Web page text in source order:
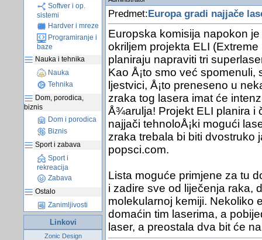
Softver i op.
sistemi
Hardver i mreze
Programiranje i
baze
Nauka i tehnika
Nauka
Tehnika
Dom, porodica,
biznis
Dom i porodica
Biznis
Sport i zabava
Sport i
rekreacija
Zabava
Ostalo
Zanimljivosti
Linkovi
Zonic Design
Predmet: Europa gradi najjače
Europska komisija napokon
okriljem projekta ELI
planiraju napraviti tri
Kao Å¡to smo već
ljestvici, Å¡to preneseno u
zraka tog lasera imat će
Å¾arulja! Projekt ELI planira i
najjači tehnoloÅ¡ki mogući
zraka trebala bi biti dvostruko
popsci.com.
Lista moguće primjene za tu
i zadire sve od liječenja raka,
molekularnoj kemiji. Nekoliko
domaćin tim laserima, a
laser, a preostala dva bit će